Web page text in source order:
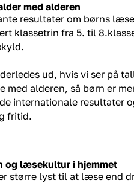
med alderen
resultater om børns
klassetrin fra 5. til
ud, hvis vi ser på
med alderen, så børn er
internationale resultater
fritid.
og læsekultur i hjemmet
større lyst til at læse end